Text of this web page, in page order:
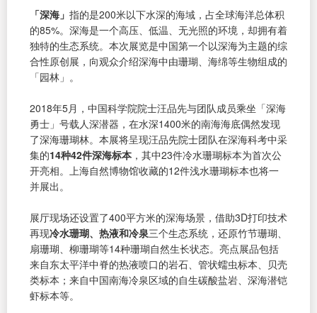
「深海」 指的是200米以下水深的海域，占全球海洋总体积
的85%。深海是一个高压、低温、无光照的环境，却拥有着
独特的生态系统。本次展览是中国第一个以深海为主题的综
合性原创展，向观众介绍深海中由珊瑚、海绵等生物组成的
「园林」。
2018年5月，中国科学院院士汪品先与团队成员乘坐「深海
勇士」号载人深潜器，在水深1400米的南海海底偶然发现
了深海珊瑚林。本展将呈现汪品先院士团队在深海科考中采
集的14种42件深海标本 ，其中23件冷水珊瑚标本为首次公
开亮相。上海自然博物馆收藏的12件浅水珊瑚标本也将一
并展出。
展厅现场还设置了400平方米的深海场景，借助3D打印技术
再现冷水珊瑚、热液和冷泉三个生态系统，还原竹节珊瑚、
扇珊瑚、柳珊瑚等14种珊瑚自然生长状态。亮点展品包括
来自东太平洋中脊的热液喷口的岩石、管状蠕虫标本、贝壳
类标本；来自中国南海冷泉区域的自生碳酸盐岩、深海潜铠
虾标本等。